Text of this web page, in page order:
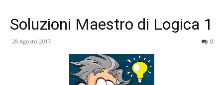
Soluzioni Maestro di Logica 1
28 Agosto 2017 0